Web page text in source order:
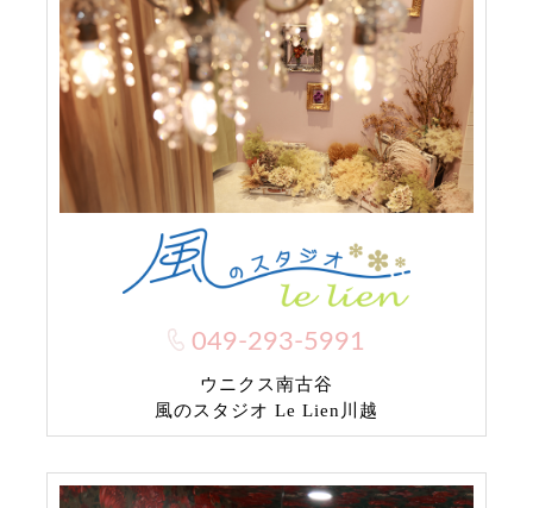
049-293-5991
ウニクス南古谷
風のスタジオ Le Lien川越